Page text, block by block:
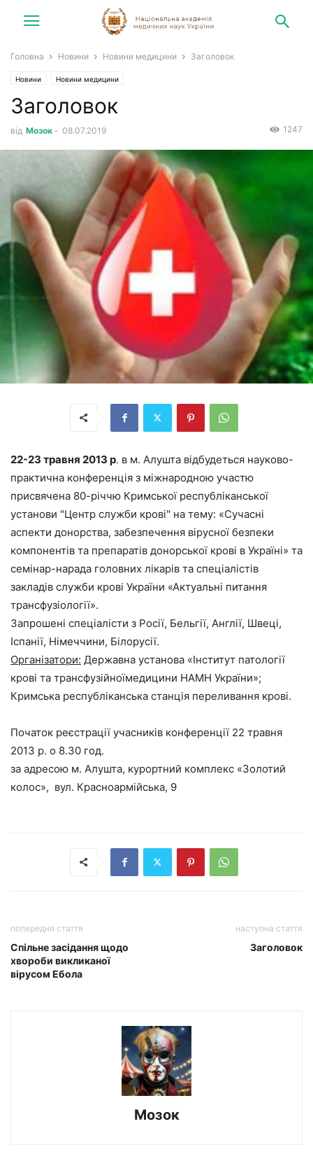
Головна Новини Новини медицини Заголовок
Новини Новини медицини
Заголовок
від Мозок - 08.07.2019 1247
22-23 травня 2013 р. в м. Алушта відбудеться науково-
практична конференція з міжнародною участю
присвячена 80-річчю Кримської республіканської
установи "Центр служби крові" на тему: «Сучасні
аспекти донорства, забезпечення вірусної безпеки
компонентів та препаратів донорської крові в Україні» та
семінар-нарада головних лікарів та спеціалістів
закладів служби крові України «Актуальні питання
трансфузіології».
Запрошені спеціалісти з Росії, Бельгії, Англії, Швеці,
Іспанії, Німеччини, Білорусії.
Організатори: Державна установа «Інститут патології
крові та трансфузійноїмедицини НАМН України»;
Кримська республіканська станція переливання крові.
Початок реєстрації учасників конференції 22 травня
2013 р. о 8.30 год.
за адресою м. Алушта, курортний комплекс «Золотий
колос», вул. Красноармійська, 9
попередня стаття
Спільне засідання щодо
хвороби викликаної
вірусом Ебола
наступна стаття
Заголовок
Мозок